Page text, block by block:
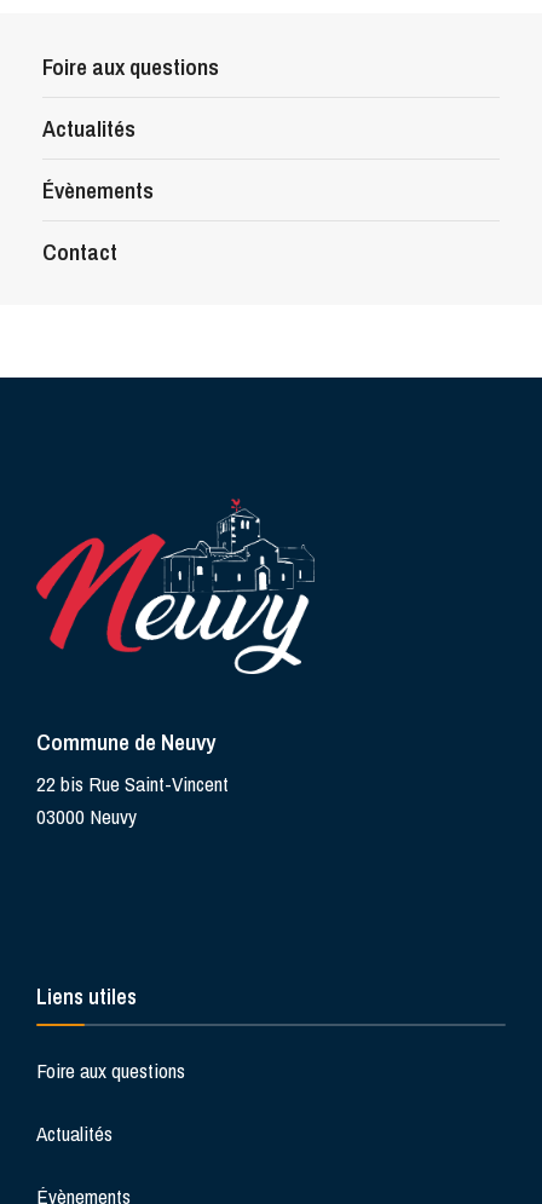
Foire aux questions
Actualités
Évènements
Contact
Commune de Neuvy
22 bis Rue Saint-Vincent
03000 Neuvy
Liens utiles
Foire aux questions
Actualités
Évènements